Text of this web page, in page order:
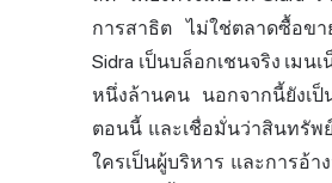
การสาธิต ไม่ใช่ตลาดซื้อขา
Sidra เป็นบล็อกเชนจริง เม
หนึ่งล้านคน นอกจากนี้ยังเป็
ตอนนี้ และเชื่อมั่นว่าสินทรัพ
ใครเป็นผู้บริหาร และการอ้